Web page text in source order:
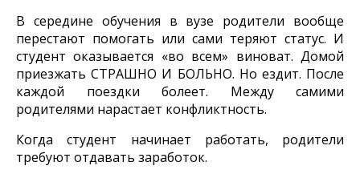
В середине обучения в вузе родители вообще
перестают помогать или сами теряют статус. И
студент оказывается «во всем» виноват. Домой
приезжать СТРАШНО И БОЛЬНО. Но ездит. После
каждой поездки болеет. Между самими
родителями нарастает конфликтность.
Когда студент начинает работать, родители
требуют отдавать заработок.